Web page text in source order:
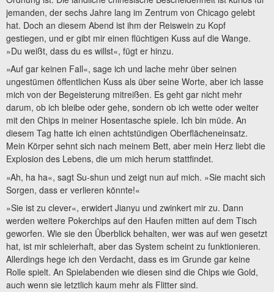
jemanden, der sechs Jahre lang im Zentrum von Chicago gelebt
hat. Doch an diesem Abend ist ihm der Reiswein zu Kopf
gestiegen, und er gibt mir einen flüchtigen Kuss auf die Wange.
»Du weißt, dass du es willst«, fügt er hinzu.
»Auf gar keinen Fall«, sage ich und lache mehr über seinen
ungestümen öffentlichen Kuss als über seine Worte, aber ich lasse
mich von der Begeisterung mitreißen. Es geht gar nicht mehr
darum, ob ich bleibe oder gehe, sondern ob ich wette oder weiter
mit den Chips in meiner Hosentasche spiele. Ich bin müde. An
diesem Tag hatte ich einen achtstündigen Oberflächeneinsatz.
Mein Körper sehnt sich nach meinem Bett, aber mein Herz liebt die
Explosion des Lebens, die um mich herum stattfindet.
»Ah, ha ha«, sagt Su-shun und zeigt nun auf mich. »Sie macht sich
Sorgen, dass er verlieren könnte!«
»Sie ist zu clever«, erwidert Jianyu und zwinkert mir zu. Dann
werden weitere Pokerchips auf den Haufen mitten auf dem Tisch
geworfen. Wie sie den Überblick behalten, wer was auf wen gesetzt
hat, ist mir schleierhaft, aber das System scheint zu funktionieren.
Allerdings hege ich den Verdacht, dass es im Grunde gar keine
Rolle spielt. An Spielabenden wie diesen sind die Chips wie Gold,
auch wenn sie letztlich kaum mehr als Flitter sind.